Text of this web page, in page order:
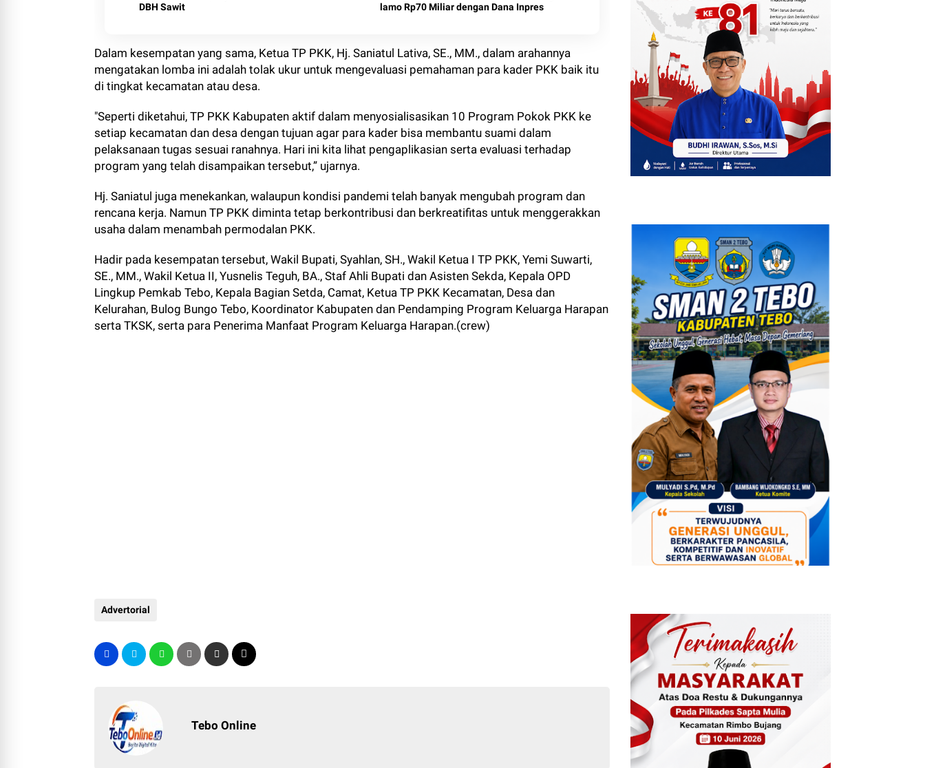
DBH Sawit
lamo Rp70 Miliar dengan Dana Inpres
Dalam kesempatan yang sama, Ketua TP PKK, Hj. Saniatul Lativa, SE., MM., dalam arahannya
mengatakan lomba ini adalah tolak ukur untuk mengevaluasi pemahaman para kader PKK baik itu
di tingkat kecamatan atau desa.
"Seperti diketahui, TP PKK Kabupaten aktif dalam menyosialisasikan 10 Program Pokok PKK ke
setiap kecamatan dan desa dengan tujuan agar para kader bisa membantu suami dalam
pelaksanaan tugas sesuai ranahnya. Hari ini kita lihat pengaplikasian serta evaluasi terhadap
program yang telah disampaikan tersebut,” ujarnya.
Hj. Saniatul juga menekankan, walaupun kondisi pandemi telah banyak mengubah program dan
rencana kerja. Namun TP PKK diminta tetap berkontribusi dan berkreatifitas untuk menggerakkan
usaha dalam menambah permodalan PKK.
Hadir pada kesempatan tersebut, Wakil Bupati, Syahlan, SH., Wakil Ketua I TP PKK, Yemi Suwarti,
SE., MM., Wakil Ketua II, Yusnelis Teguh, BA., Staf Ahli Bupati dan Asisten Sekda, Kepala OPD
Lingkup Pemkab Tebo, Kepala Bagian Setda, Camat, Ketua TP PKK Kecamatan, Desa dan
Kelurahan, Bulog Bungo Tebo, Koordinator Kabupaten dan Pendamping Program Keluarga Harapan
serta TKSK, serta para Penerima Manfaat Program Keluarga Harapan.(crew)
Advertorial
Tebo Online